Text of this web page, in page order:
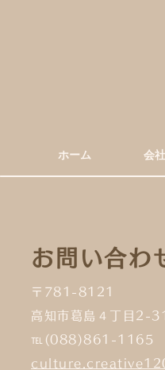
ホーム 会
お問い合わ
〒781-8121
高知市葛島４丁目2-3 1
℡(088)861-1165